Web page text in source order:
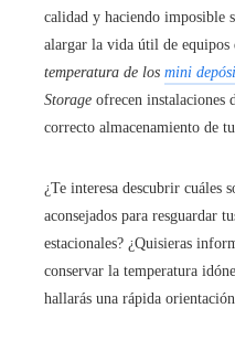
calidad y haciendo imposible
alargar la vida útil de equipos
temperatura de los mini
Storage ofrecen instalaciones
correcto almacenamiento de
¿Te interesa descubrir cuáles
aconsejados para resguardar
estacionales? ¿Quisieras
conservar la temperatura
hallarás una rápida